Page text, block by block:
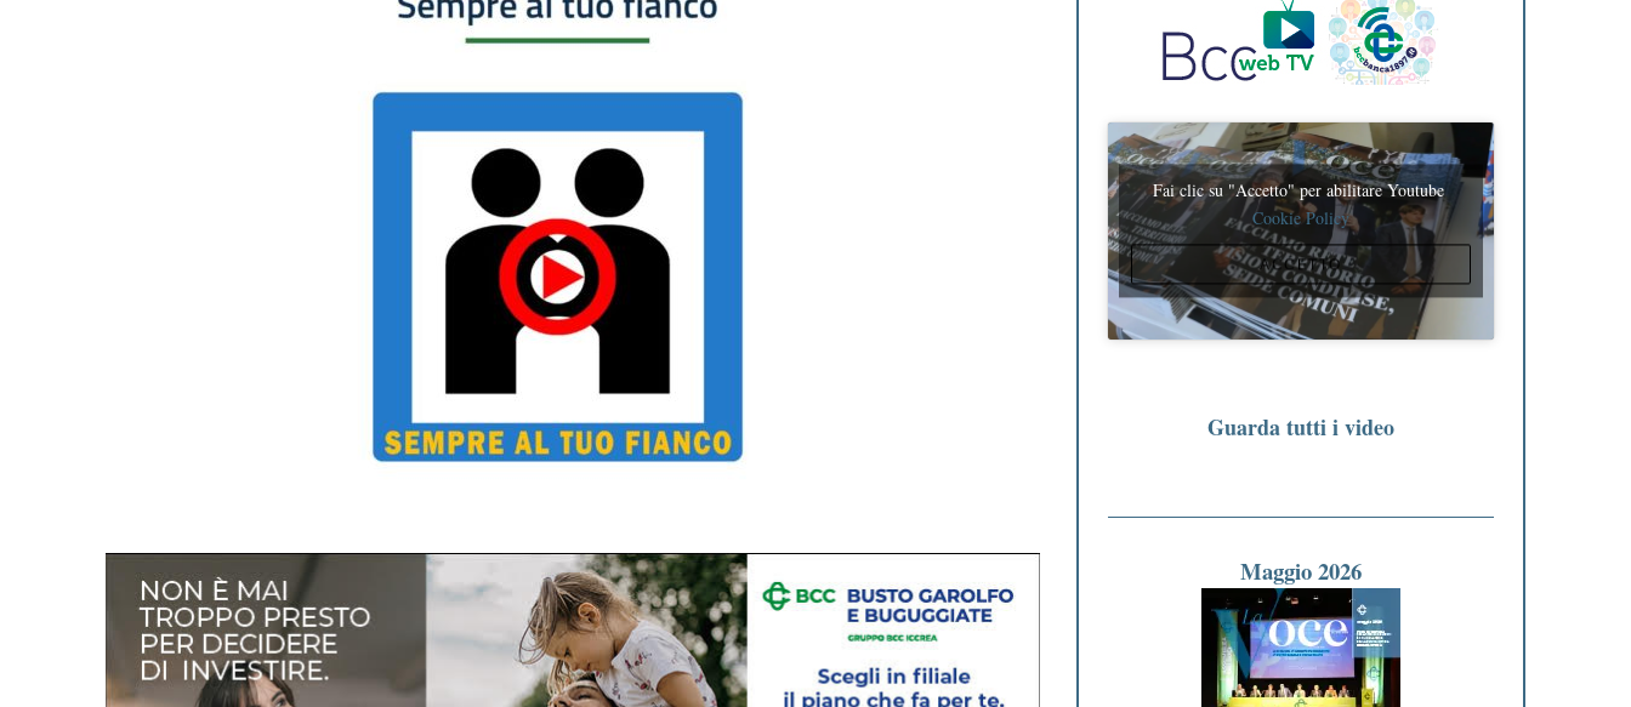
Fai clic su "Accetto" per abilitare Youtube
Cookie Policy
ACCETTO
Guarda tutti i video
Maggio 2026